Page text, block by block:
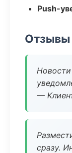
Push-
Отзывы
—
сразу.